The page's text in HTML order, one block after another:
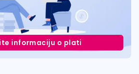
informaciju o plati